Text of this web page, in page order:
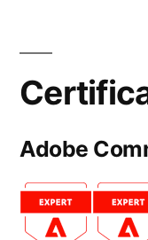
Adobe